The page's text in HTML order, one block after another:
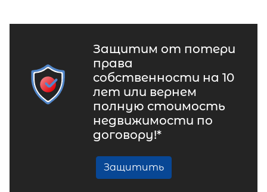
Защитим от потери
права
собственности на 10
лет или вернем
полную стоимость
недвижимости по
договору!*
Защитить